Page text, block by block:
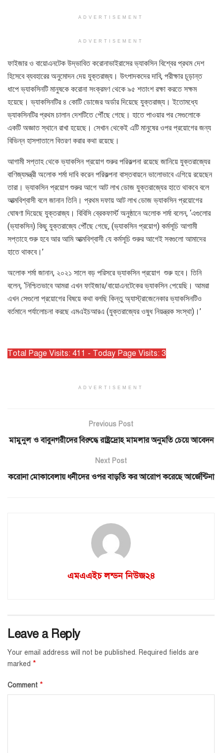
ADVERTISEMENT
ADVERTISEMENT
ফাইজার ও বায়োএনটেক উদ্ভাবিত করোনাভাইরাসের ভ্যাকসিন বিশ্বের প্রথম দেশ
হিসেবে ব্যবহারের অনুমোদন দেয় যুক্তরাজ্য। উৎপাদকদের দাবি, পরীক্ষার চূড়ান্ত
ধাপে ভ্যাকসিনটি মানুষকে করোনা সংক্রমণ থেকে ৯৫ শতাংশ রক্ষা করতে সক্ষম
হয়েছে। ভ্যাকসিনটির ৪ কোটি ডোজের অর্ডার দিয়েছে যুক্তরাজ্য। ইতোমধ্যে
ভ্যাকসিনটির প্রথম চালান দেশটিতে পৌঁছে গেছে। হাতে পাওয়ার পর সেগুলোকে
একটি অজ্ঞাত স্থানে রাখা হয়েছে। সেখান থেকেই এটি মানুষের ওপর প্রয়োগের জন্য
বিভিন্ন হাসপাতালে বিতরণ করার কথা রয়েছে।
আগামী সপ্তাহ থেকে ভ্যাকসিন প্রয়োগ শুরুর পরিকল্পনা রয়েছে জানিয়ে যুক্তরাজ্যের
বাণিজ্যমন্ত্রী অলোক শর্মা দাবি করেন পরিকল্পনা বাস্তবায়নে ভালোভাবে এগিয়ে রয়েছেন
তারা। ভ্যাকসিন প্রয়োগ শুরুর আগে আট লাখ ডোজ যুক্তরাজ্যের হাতে থাকবে বলে
আত্মবিশ্বাসী বলে জানান তিনি। প্রথম দফায় আট লাখ ডোজ ভ্যাকসিন প্রয়োগের
ঘোষণা দিয়েছে যুক্তরাজ্য। বিবিসি ব্রেকফার্স্ট অনুষ্ঠানে অলোক শর্মা বলেন, ‘এগুলোর
(ভ্যাকসিন) কিছু যুক্তরাজ্যে পৌঁছে গেছে, (ভ্যাকসিন প্রয়োগ) কর্মসূচি আগামী
সপ্তাহে শুরু হবে আর আমি আত্মবিশ্বাসী যে কর্মসূচি শুরুর আগেই সবগুলো আমাদের
হাতে থাকবে।’
অলোক শর্মা জানান, ২০২১ সালে বড় পরিসরে ভ্যাকসিন প্রয়োগ শুরু হবে। তিনি
বলেন, ‘নিশ্চিতভাবে আমরা এখন ফাইজার/বায়োএনটেকের ভ্যাকসিন পেয়েছি। আমরা
এখন সেগুলো প্রয়োগের বিষয়ে কথা বলছি কিন্তু অ্যাস্ট্রাজেনেকার ভ্যাকসিনটিও
বর্তমানে পর্যালোচনা করছে এমএইচআরএ (যুক্তরাজ্যের ওষুধ নিয়ন্ত্রক সংস্থা)।’
Total Page Visits: 411 - Today Page Visits: 3
ADVERTISEMENT
Previous Post
মামুনুল ও বাবুনগরীদের বিরুদ্ধে রাষ্ট্রদ্রোহ মামলার অনুমতি চেয়ে আবেদন
Next Post
করোনা মোকাবেলায় ধনীদের ওপর বাড়তি কর আরোপ করেছে আর্জেন্টিনা
এমএএইচ লন্ডন নিউজ২৪
Leave a Reply
Your email address will not be published. Required fields are
marked *
Comment *